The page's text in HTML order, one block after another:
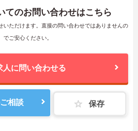
てのお問い合わせはこちら
いただけます。直接の問い合わせではありませんの
でご安心ください。
人に問い合わせる
相談 保存